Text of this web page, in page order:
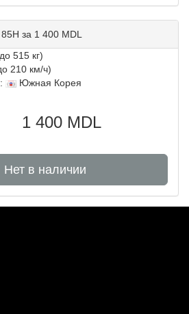
за 1 400 MDL
515 кг)
210 км/ч)
Южная Корея
1 400 MDL
в наличии